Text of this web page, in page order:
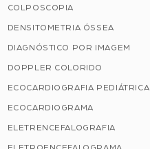
COLPOSCOPIA
DENSITOMETRIA ÓSSEA
DIAGNÓSTICO POR IMAGEM
DOPPLER COLORIDO
ECOCARDIOGRAFIA PEDIÁTRICA
ECOCARDIOGRAMA
ELETRENCEFALOGRAFIA